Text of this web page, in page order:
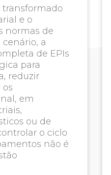
e o
normas de
cenário, a
de EPIs
para
reduzir
em
ou de
o ciclo
não é